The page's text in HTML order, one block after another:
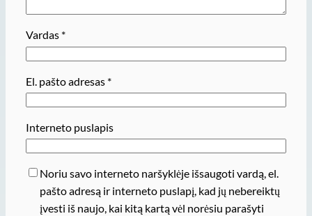
Vardas *
El. pašto adresas *
Interneto puslapis
Noriu savo interneto naršyklėje išsaugoti vardą, el.
pašto adresą ir interneto puslapį, kad jų nebereiktų
įvesti iš naujo, kai kitą kartą vėl norėsiu parašyti